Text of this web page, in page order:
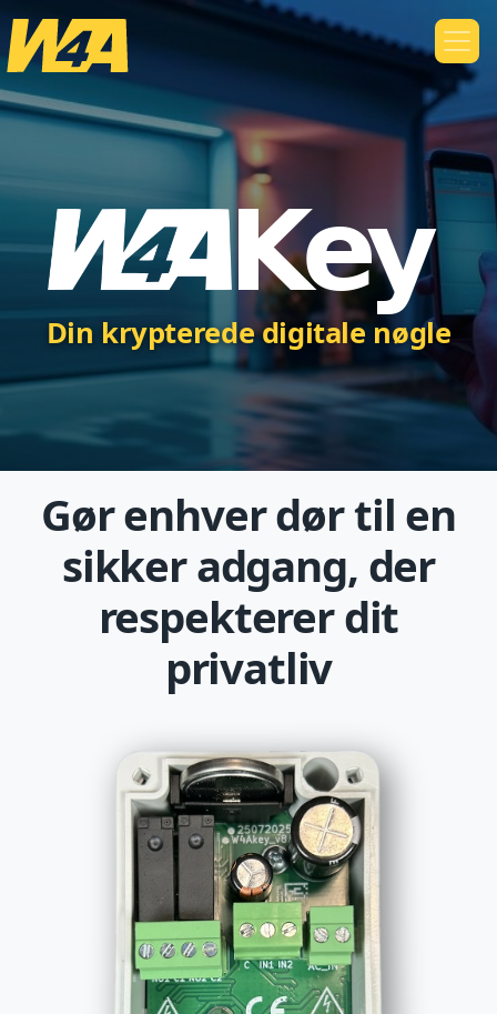
Din krypterede digitale nøgle
Gør enhver dør til en
sikker adgang, der
respekterer dit
privatliv